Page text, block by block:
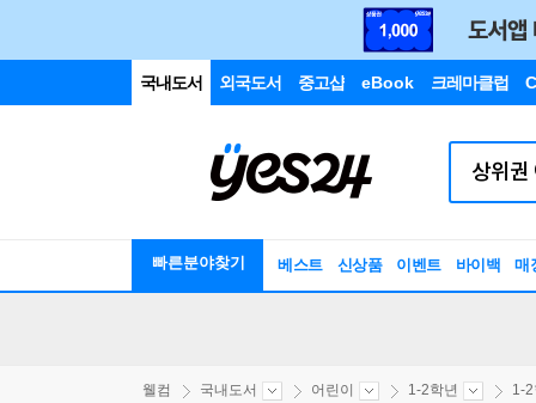
국내도서 외국도서 중고샵 eBook 크레마클럽
빠른분야찾기 베스트 신상품 이벤트 바이백 매
웰컴 국내도서 어린이 1-2학년 1-